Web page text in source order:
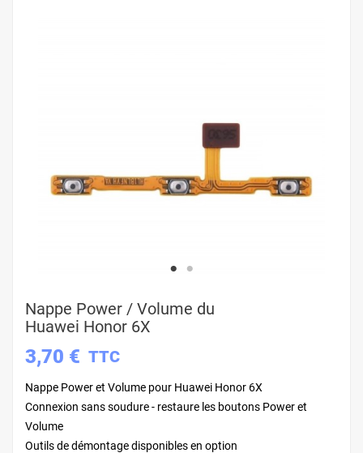
Nappe Power / Volume du
Huawei Honor 6X
3,70 € TTC
Nappe Power et Volume pour Huawei Honor 6X
Connexion sans soudure - restaure les boutons Power et
Volume
Outils de démontage disponibles en option